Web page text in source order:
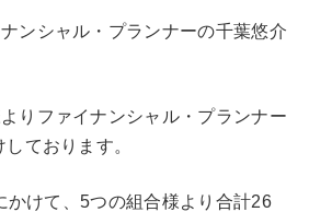
ンシャル・プランナーの千葉悠介
りファイナンシャル・プランナー
ております。
かけて、5つの組合様より合計26